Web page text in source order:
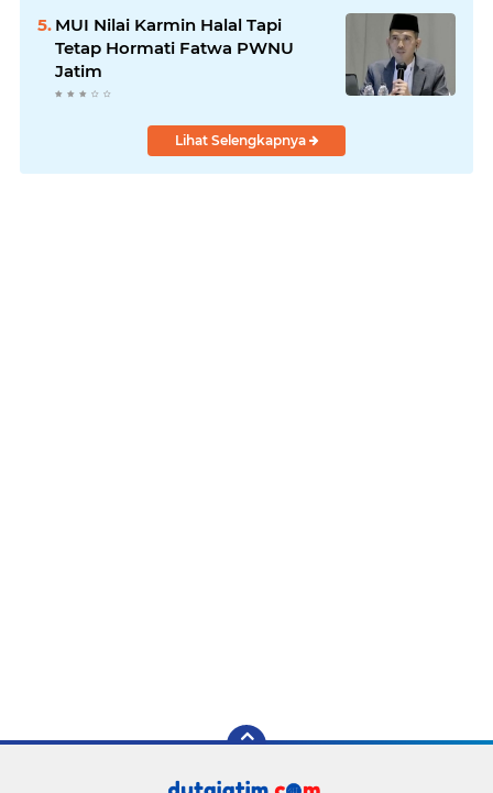
MUI Nilai Karmin Halal Tapi
Tetap Hormati Fatwa PWNU
Jatim
Lihat Selengkapnya